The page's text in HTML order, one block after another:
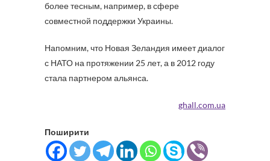
более тесным, например, в сфере
совместной поддержки Украины.
Напомним, что Новая Зеландия имеет диалог
с НАТО на протяжении 25 лет, а в 2012 году
стала партнером альянса.
ghall.com.ua
Поширити